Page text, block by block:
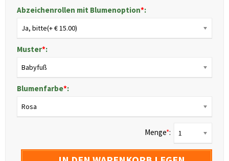
Abzeichenrollen mit Blumenoption*:
Ja, bitte(+ € 15.00)
Muster*:
Babyfuß
Blumenfarbe*:
Rosa
Menge*: 1